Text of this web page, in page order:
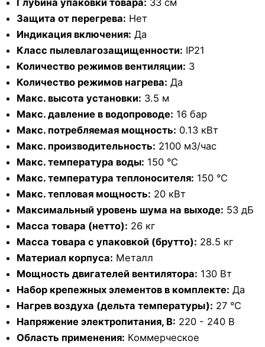
Глубина упаковки товара: 33 см
Защита от перегрева: Нет
Индикация включения: Да
Класс пылевлагозащищенности: IP21
Количество режимов вентиляции: 3
Количество режимов нагрева: Да
Макс. высота установки: 3.5 м
Макс. давление в водопроводе: 16 бар
Макс. потребляемая мощность: 0.13 кВт
Макс. производительность: 2100 м3/час
Макс. температура воды: 150 °С
Макс. температура теплоносителя: 150 °С
Макс. тепловая мощность: 20 кВт
Максимальный уровень шума на выходе: 53 дБ
Масса товара (нетто): 26 кг
Масса товара с упаковкой (брутто): 28.5 кг
Материал корпуса: Металл
Мощность двигателей вентилятора: 130 Вт
Набор крепежных элементов в комплекте: Да
Нагрев воздуха (дельта температуры): 27 °С
Напряжение электропитания, В: 220 - 240 В
Область применения: Коммерческое